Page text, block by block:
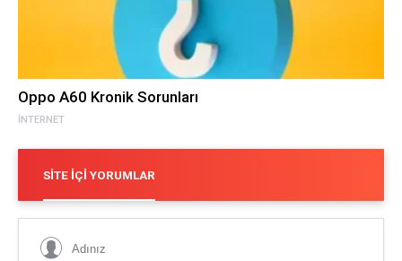
İNTERNET
Oppo A60 Kronik Sorunları
SITE İÇI YORUMLAR